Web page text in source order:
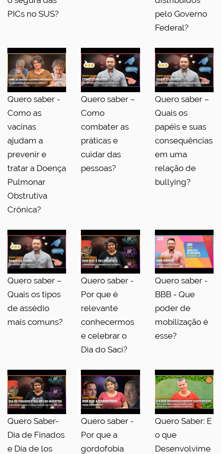
PICs no SUS?
pelo Governo
Federal?
Quero saber -
Como as
vacinas
ajudam a
prevenir e
tratar a Doença
Pulmonar
Obstrutiva
Crônica?
Quero saber –
Como
combater as
práticas e
cuidar das
pessoas?
Quero saber –
Quais os
papéis e suas
consequências
em uma
relação de
bullying?
Quero saber –
Quais os tipos
de assédio
mais comuns?
Quero saber -
Por que é
relevante
conhecermos
e celebrar o
Dia do Saci?
Quero saber -
BBB - Que
poder de
mobilização é
esse?
Quero Saber-
Dia de Finados
e Dia de los
Quero saber -
Por que a
gordofobia
Quero Saber: E
o que
Desenvolvime